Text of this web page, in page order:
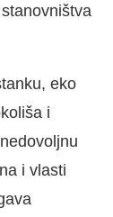
eko
i
i vlasti